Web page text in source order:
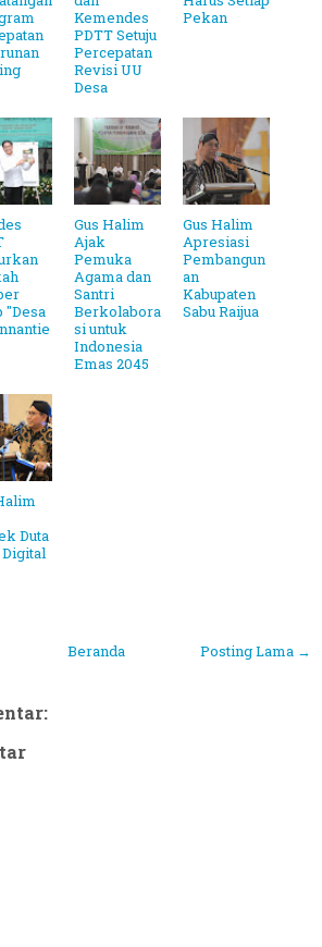
Kemendes
PDTT Setuju
Percepatan
Revisi UU
Desa
Pekan
"Desa
Gus Halim
Ajak
Pemuka
Agama dan
Santri
Berkolabora
si untuk
Indonesia
Emas 2045
Gus Halim
Apresiasi
Pembangun
an
Kabupaten
Sabu Raijua
Duta
Digital
Posting Lama →
Beranda